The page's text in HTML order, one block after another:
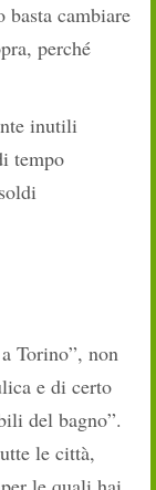
cambiare
perché
inutili
tempo
Torino”, non
e di certo
del bagno”.
le città,